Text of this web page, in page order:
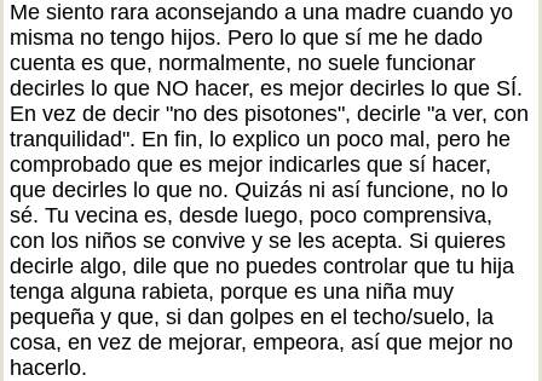
Me siento rara aconsejando a una madre cuando yo
misma no tengo hijos. Pero lo que sí me he dado
cuenta es que, normalmente, no suele funcionar
decirles lo que NO hacer, es mejor decirles lo que SÍ.
En vez de decir "no des pisotones", decirle "a ver, con
tranquilidad". En fin, lo explico un poco mal, pero he
comprobado que es mejor indicarles que sí hacer,
que decirles lo que no. Quizás ni así funcione, no lo
sé. Tu vecina es, desde luego, poco comprensiva,
con los niños se convive y se les acepta. Si quieres
decirle algo, dile que no puedes controlar que tu hija
tenga alguna rabieta, porque es una niña muy
pequeña y que, si dan golpes en el techo/suelo, la
cosa, en vez de mejorar, empeora, así que mejor no
hacerlo.